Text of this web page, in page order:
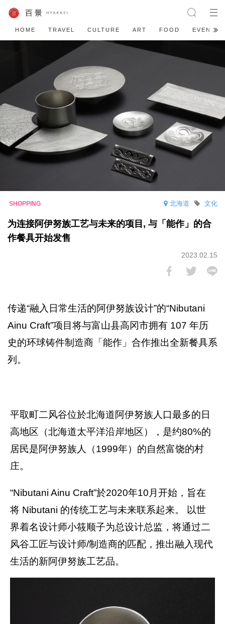
HOME TRAVEL CULTURE ART FOOD EVENT
北海道 文化
为连接阿伊努族工艺与未来的项目, 与「能作」的合
作餐具开始发售
2023.02.15
传递“融入日常生活的阿伊努族设计”的“Nibutani
Ainu Craft”项目将与富山县高冈市拥有 107 年历
史的环球铸件制造商「能作」合作推出全新餐具系
列。
平取町二风谷位於北海道阿伊努族人口最多的日
高地区（北海道太平洋沿岸地区），是约80%的
居民是阿伊努族人（1999年）的自然富饶的村
庄。
“Nibutani Ainu Craft”於2020年10月开始，旨在
将 Nibutani 的传统工艺与未来联系起来。 以世
界着名设计师小筱顺子为总设计总监，将通过二
风谷工匠与设计师/制造商的匹配，推出融入现代
生活的新阿伊努族工艺品。